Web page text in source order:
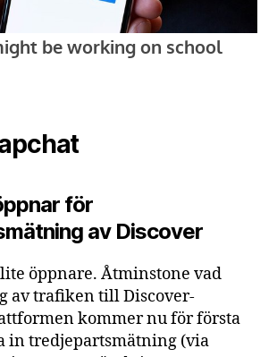
för
av Discover
öppnare. Åtminstone vad
av trafiken till Discover-
kommer nu för första
in tredjepartsmätning (via